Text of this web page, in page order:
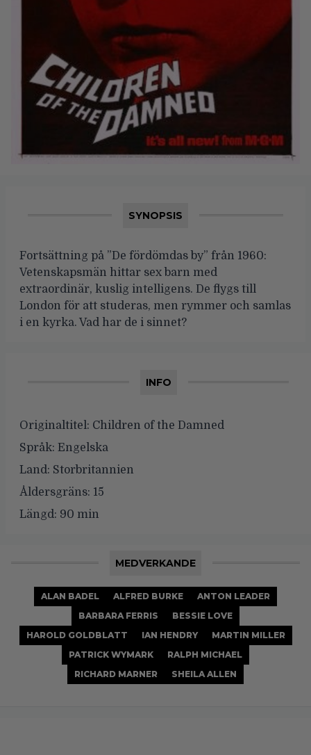
SYNOPSIS
Fortsättning på ”De fördömdas by” från 1960:
Vetenskapsmän hittar sex barn med
extraordinär, kuslig intelligens. De flygs till
London för att studeras, men rymmer och samlas
i en kyrka. Vad har de i sinnet?
INFO
Originaltitel: Children of the Damned
Språk: Engelska
Land: Storbritannien
Åldersgräns: 15
Längd: 90 min
MEDVERKANDE
ALAN BADEL ALFRED BURKE
ANTON LEADER
BARBARA FERRIS
BESSIE LOVE
HAROLD GOLDBLATT
IAN HENDRY
MARTIN MILLER
PATRICK WYMARK
RALPH MICHAEL
RICHARD MARNER
SHEILA ALLEN